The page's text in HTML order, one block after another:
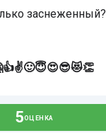
заснеженный?
5ОЦЕНКА